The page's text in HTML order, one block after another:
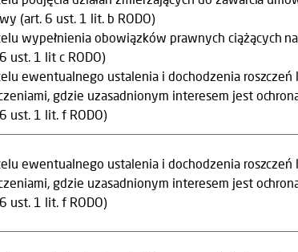
(art. 6 ust. 1 lit. b RODO)
wypełnienia obowiązków prawnych ciążących
ust. 1 lit c RODO)
ewentualnego ustalenia i dochodzenia roszczeń
gdzie uzasadnionym interesem jest
ust. 1 lit. f RODO)
ewentualnego ustalenia i dochodzenia roszczeń
gdzie uzasadnionym interesem jest
ust. 1 lit. f RODO)